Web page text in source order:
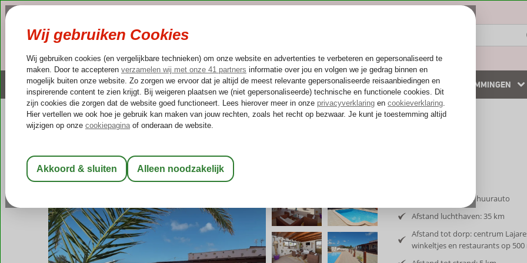
NAZOMER LAST MINUTES ZOMER 2026 WINTERZON BESTEMMINGEN
Altijd inclusief huurauto Kleinschalige & unieke accommodaties Weg van de drukte
Villa Indira
Logies-Villa
Inclusief vlucht en huurauto
Afstand luchthaven: 35 km
Afstand tot dorp: centrum
winkeltjes en restaurants op 500